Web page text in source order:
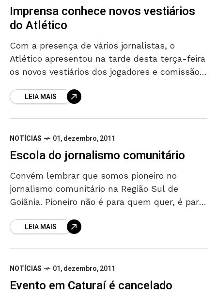
Imprensa conhece novos vestiários
do Atlético
Com a presença de vários jornalistas, o
Atlético apresentou na tarde desta terça-feira
os novos vestiários dos jogadores e comissão
puderam visitar o local para
LEIA MAIS
NOTÍCIAS 01, dezembro, 2011
Escola do jornalismo comunitário
Convém lembrar que somos pioneiro no
jornalismo comunitário na Região Sul de
Goiânia. Pioneiro não é para quem quer, é para
LEIA MAIS
NOTÍCIAS 01, dezembro, 2011
Evento em Caturaí é cancelado